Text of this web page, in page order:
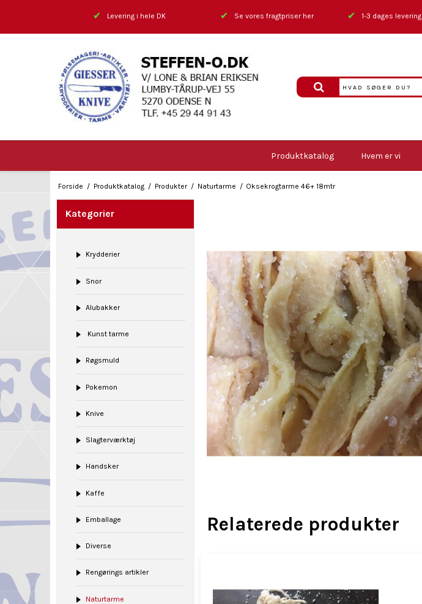
Produktkatalog Hvem er vi
Forside / Produktkatalog / Produkter / Naturtarme / Oksekrogtarme 46+ 18mtr
✔ Levering i hele DK ✔ Se vores fragtpriser her ✔ 1-3 dages levering
Kategorier
Krydderier
Snor
Alubakker
Kunst tarme
Røgsmuld
Pokemon
Knive
Slagterværktøj
Handsker
Kaffe
Emballage
Diverse
Rengørings artikler
Naturtarme
Relaterede produkter